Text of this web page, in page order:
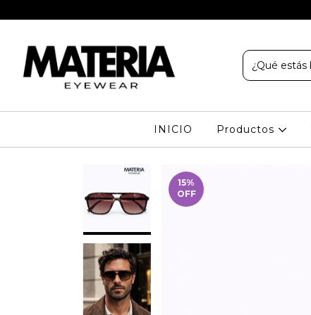
INICIO Productos
15%
OFF